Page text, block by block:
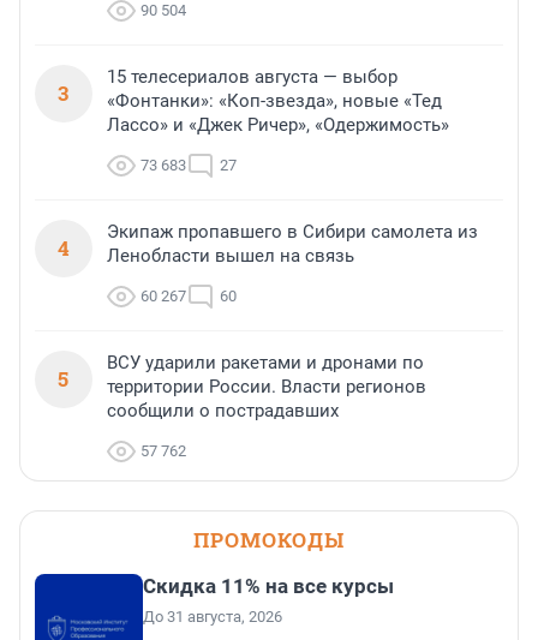
90 504
3
15 телесериалов августа — выбор
«Фонтанки»: «Коп-звезда», новые «Тед
Лассо» и «Джек Ричер», «Одержимость»
73 683 27
4
Экипаж пропавшего в Сибири самолета из
Ленобласти вышел на связь
60 267 60
5
ВСУ ударили ракетами и дронами по
территории России. Власти регионов
сообщили о пострадавших
57 762
ПРОМОКОДЫ
Скидка 11% на все курсы
До 31 августа, 2026